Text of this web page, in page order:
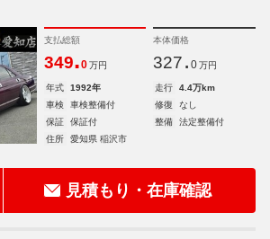
支払総額
349.0 万円
本体価格
327. 0 万円
年式 1992年 走行
4.4万km
車検
車検整備付 修復
なし
保証
保証付 整備
法定整備付
住所
愛知県 稲沢市
見積もり・在庫確認